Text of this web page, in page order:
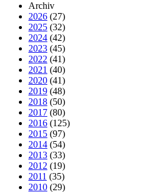
Archiv
2026 (27)
2025 (32)
2024 (42)
2023 (45)
2022 (41)
2021 (40)
2020 (41)
2019 (48)
2018 (50)
2017 (80)
2016 (125)
2015 (97)
2014 (54)
2013 (33)
2012 (19)
2011 (35)
2010 (29)